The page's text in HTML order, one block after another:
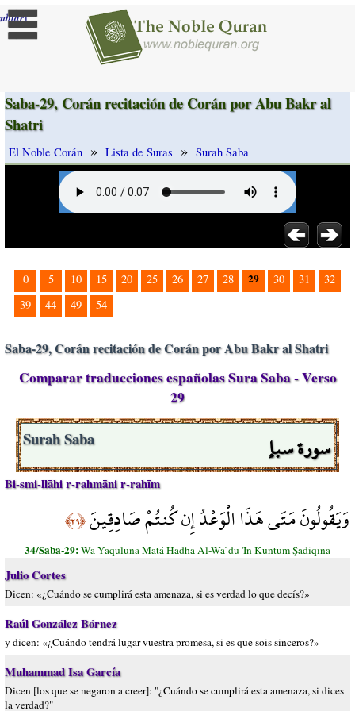
]
Saba-29, Corán recitación de Corán por Abu Bakr al
Shatri
El Noble Corán » Lista de Suras » Surah Saba
0 5 10 15 20 25 26 27 28 29 30 31
32
39
44 49 54
Saba-29, Corán recitación de Corán por Abu Bakr al Shatri
Comparar traducciones españolas Sura Saba - Verso
29
سورة سبإ Surah Saba
Bi-smi-llāhi r-rahmāni r-rahīm
وَيَقُولُونَ مَتَى هَذَا الْوَعْدُ إِن كُنتُمْ صَادِقِينَ﴿٢٩﴾
34/Saba-29:Wa Yaqūlūna Matá Hādhā Al-Wa`du 'In Kuntum Şādiqīna
Julio Cortes
Dicen: «¿Cuándo se cumplirá esta amenaza, si es verdad lo que decís?»
Raúl González Bórnez
y dicen: «¿Cuándo tendrá lugar vuestra promesa, si es que sois sinceros?»
Muhammad Isa García
Dicen [los que se negaron a creer]: "¿Cuándo se cumplirá esta amenaza, si dices
la verdad?"